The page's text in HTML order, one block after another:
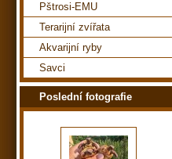
Pštrosi-EMU
Terarijní zvířata
Akvarijní ryby
Savci
Poslední fotografie